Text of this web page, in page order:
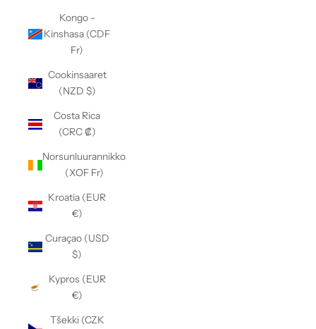
Kongo -
Kinshasa (CDF
Fr)
Cookinsaaret
(NZD $)
Costa Rica
(CRC ₡)
Norsunluurannikko
(XOF Fr)
Kroatia (EUR
€)
Curaçao (USD
$)
Kypros (EUR
€)
Tšekki (CZK